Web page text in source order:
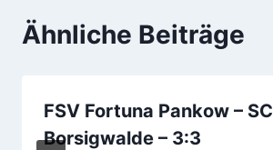
Ähnliche Beiträge
FSV Fortuna Pankow – SC
Borsigwalde – 3:3